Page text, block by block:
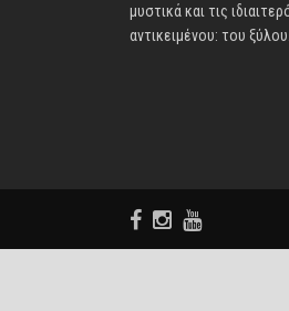
μυστικά και τις
αντικειμένου: του ξύλου.